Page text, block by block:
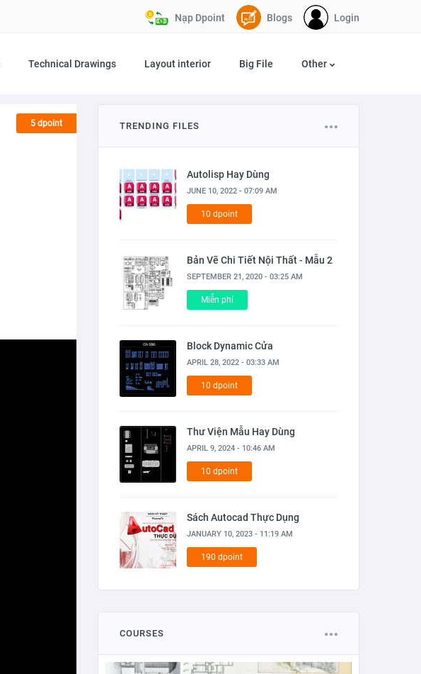
Login
Blogs
Nạp Dpoint
Technical Drawings Layout interior Big File Other
5 dpoint TRENDING FILES
Autolisp Hay Dùng
JUNE 10, 2022 - 07:09 AM
10 dpoint
Bản Vẽ Chi Tiết Nội Thất - Mẫu 2
SEPTEMBER 21, 2020 - 03:25 AM
Miễn phí
Block Dynamic Cửa
APRIL 28, 2022 - 03:33 AM
10 dpoint
Thư Viện Mẫu Hay Dùng
APRIL 9, 2024 - 10:46 AM
10 dpoint
Sách Autocad Thực Dụng
JANUARY 10, 2023 - 11:19 AM
190 dpoint
COURSES